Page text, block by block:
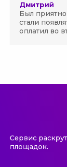
Дмитрий
Был
стали
оплатил во
Сервис
площадок.